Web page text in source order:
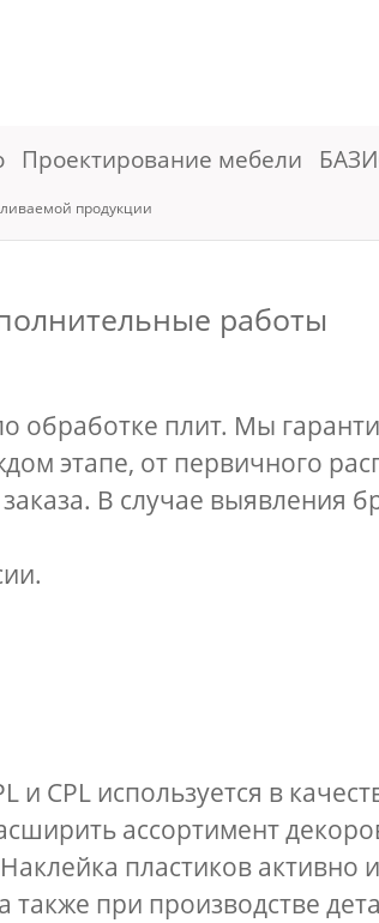
Проектирование мебели
продукции
работы
обработке плит. Мы
этапе, от первичного
В случае выявления
и CPL используется в
ассортимент
пластиков активно
также при производстве